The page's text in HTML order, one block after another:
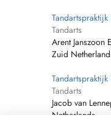
Tandarts
Arent Janszoon
Zuid
Tandartspraktijk
Tandarts
Jacob van
Netherlands